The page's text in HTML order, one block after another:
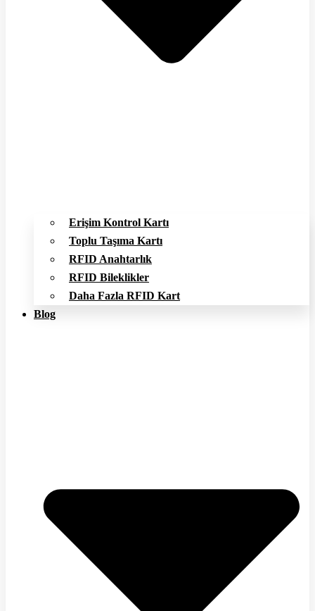
Erişim Kontrol Kartı
Toplu Taşıma Kartı
RFID Anahtarlık
RFID Bileklikler
Daha Fazla RFID Kart
Blog